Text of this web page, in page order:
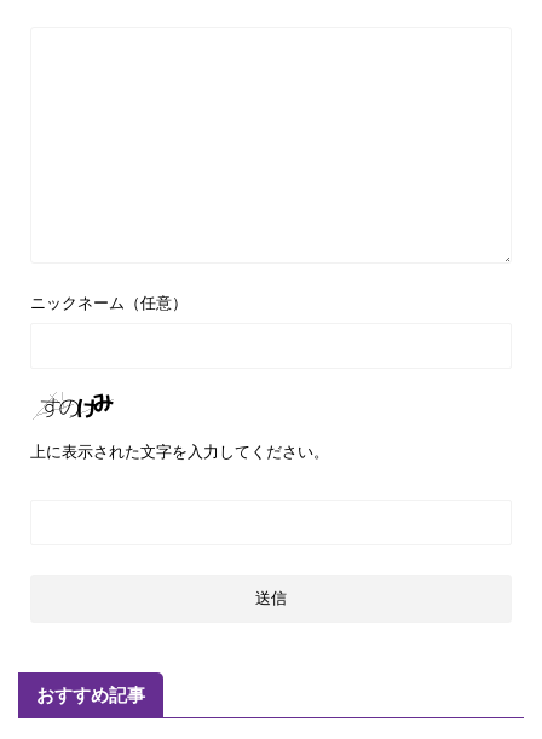
ニックネーム（任意）
上に表示された文字を入力してください。
おすすめ記事